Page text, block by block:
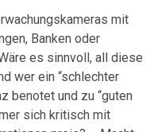
mit
Banken oder
es sinnvoll, all diese
wer ein “schlechter
benotet und zu “guten
sich kritisch mit